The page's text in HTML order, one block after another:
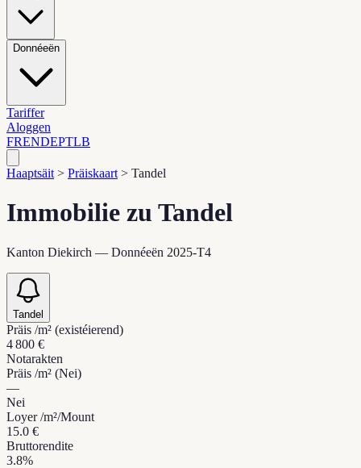
Donnéeën
Tariffer
Aloggen
FRENDEPTLB
Haaptsäit > Präiskaart > Tandel
Immobilie zu Tandel
Kanton Diekirch — Donnéeën 2025-T4
Tandel
Präis /m² (existéierend)
4 800 €
Notarakten
Präis /m² (Nei)
—
Nei
Loyer /m²/Mount
15.0 €
Bruttorendite
3.8%